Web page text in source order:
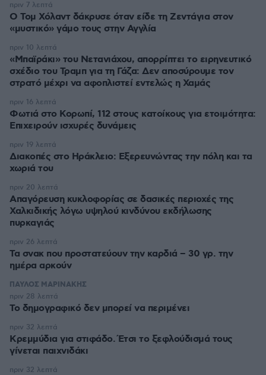
Ο Τομ Χόλαντ δάκρυσε όταν είδε τη Ζεντάγια στον
«μυστικό» γάμο τους στην Αγγλία
πριν 7 λεπτά
«Μπαϊράκι» του Νετανιάχου, απορρίπτει το ειρηνευτικό
σχέδιο του Τραμπ για τη Γάζα: Δεν αποσύρουμε τον
στρατό μέχρι να αφοπλιστεί εντελώς η Χαμάς
πριν 10 λεπτά
Φωτιά στο Κορωπί, 112 στους κατοίκους για ετοιμότητα:
Επιχειρούν ισχυρές δυνάμεις
πριν 16 λεπτά
Διακοπές στο Ηράκλειο: Εξερευνώντας την πόλη και τα
χωριά του
πριν 19 λεπτά
Απαγόρευση κυκλοφορίας σε δασικές περιοχές της
Χαλκιδικής λόγω υψηλού κινδύνου εκδήλωσης
πυρκαγιάς
πριν 20 λεπτά
Τα σνακ που προστατεύουν την καρδιά – 30 γρ. την
ημέρα αρκούν
πριν 26 λεπτά
ΠΑΥΛΟΣ ΜΑΡΙΝΑΚΗΣ
Το δημογραφικό δεν μπορεί να περιμένει
πριν 28 λεπτά
Κρεμμύδια για στιφάδο. Έτσι το ξεφλούδισμά τους
γίνεται παιχνιδάκι
πριν 32 λεπτά
πριν 32 λεπτά